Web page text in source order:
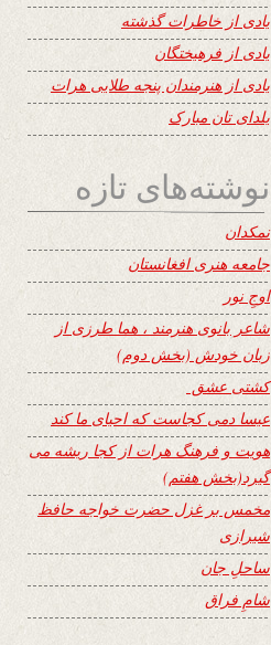
یادی از خاطرات گذشته
یادی از فرهیختگان
یادی از هنرمندان پنجه طلایی هرات
یلدای تان مبارک
نوشته‌های تازه
نمکدان
جامعه هنری افغانستان
اوجِ نور
شاعر بانوی هنرمند ، هما طرزی از
زبان خودش (بخش دوم)
کشتی عشق
عیسا دمی کجاست که احیای ما کند
هویت و فرهنگ هرات از کجا ریشه می
گیرد(بخش هفتم)
مخمس بر غزل حضرت خواجه حافظ
شیرازی
ساحلِ جان
شامِ فراق